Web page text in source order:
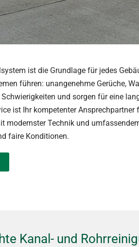
ist die Grundlage für jedes
führen: unangenehme Gerüche,
und sorgen für eine
ist Ihr kompetenter
modernster Technik und
faire Konditionen.
Kanal- und